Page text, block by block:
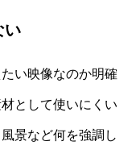
い
い映像なのか明確
として使いにくい
景など何を強調し